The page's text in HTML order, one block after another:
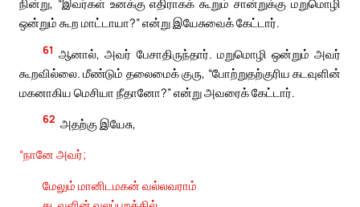
நின்று, “இவர்கள் உனக்கு எதிராகக் கூறும் சான்றுக்கு மறுமொழி
ஒன்றும் கூற மாட்டாயா?” என்று இயேசுவைக் கேட்டார்.
61 ஆனால், அவர் பேசாதிருந்தார். மறுமொழி ஒன்றும் அவர்
கூறவில்லை. மீண்டும் தலைமைக் குரு, “போற்றுதற்குரிய கடவுளின்
மகனாகிய மெசியா நீதானோ?” என்று அவரைக் கேட்டார்.
62 அதற்கு இயேசு,
“நானே அவர்;
மேலும் மானிடமகன் வல்லவராம்